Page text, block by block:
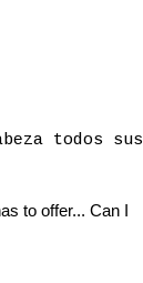
todos sus
to offer... Can I